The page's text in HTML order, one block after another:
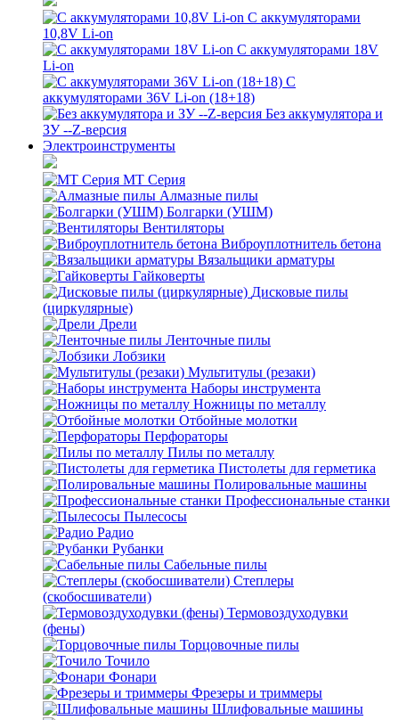
С аккумуляторами
10,8V Li-on
С аккумуляторами 18V
Li-on
С
аккумуляторами 36V Li-on (18+18)
Без аккумулятора и
ЗУ --Z-версия
Электроинструменты
MT Серия
Алмазные пилы
Болгарки (УШМ)
Вентиляторы
Виброуплотнитель бетона
Вязальщики арматуры
Гайковерты
Дисковые пилы
(циркулярные)
Дрели
Ленточные пилы
Лобзики
Мультитулы (резаки)
Наборы инструмента
Ножницы по металлу
Отбойные молотки
Перфораторы
Пилы по металлу
Пистолеты для герметика
Полировальные машины
Профессиональные станки
Пылесосы
Радио
Рубанки
Сабельные пилы
Степлеры
(скобосшиватели)
Термовоздуходувки
(фены)
Торцовочные пилы
Точило
Фонари
Фрезеры и триммеры
Шлифовальные машины